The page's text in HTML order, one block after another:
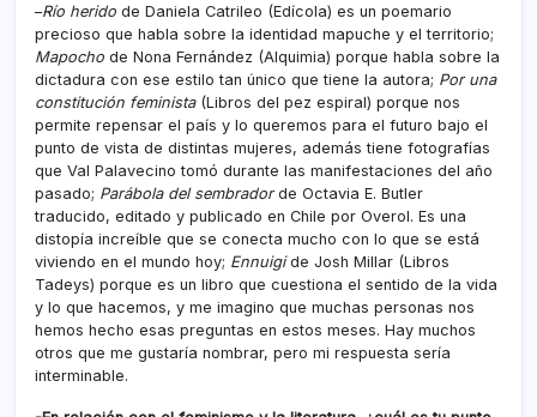
–Río herido de Daniela Catrileo (Edícola) es un poemario
precioso que habla sobre la identidad mapuche y el territorio;
Mapocho de Nona Fernández (Alquimia) porque habla sobre la
dictadura con ese estilo tan único que tiene la autora; Por una
constitución feminista(Libros del pez espiral) porque nos
permite repensar el país y lo queremos para el futuro bajo el
punto de vista de distintas mujeres, además tiene fotografías
que Val Palavecino tomó durante las manifestaciones del año
pasado; Parábola del sembradorde Octavia E. Butler
traducido, editado y publicado en Chile por Overol. Es una
distopía increíble que se conecta mucho con lo que se está
viviendo en el mundo hoy; Ennuigide Josh Millar (Libros
Tadeys) porque es un libro que cuestiona el sentido de la vida
y lo que hacemos, y me imagino que muchas personas nos
hemos hecho esas preguntas en estos meses. Hay muchos
otros que me gustaría nombrar, pero mi respuesta sería
interminable.